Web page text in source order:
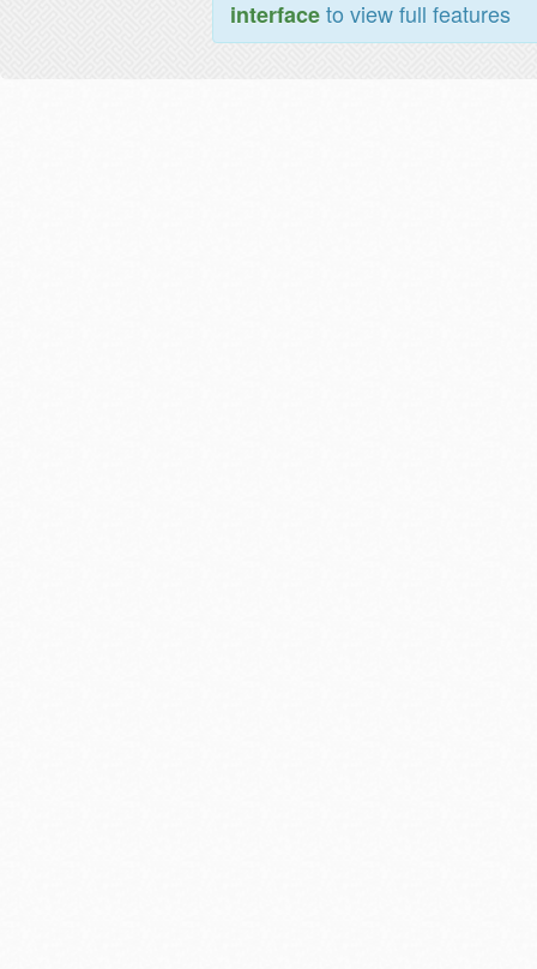
interfaceto view full features